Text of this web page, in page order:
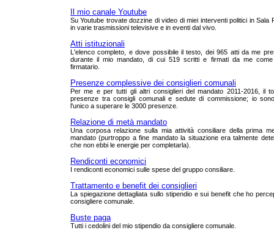
Il mio canale Youtube
Su Youtube trovate dozzine di video di miei interventi politici in Sala
in varie trasmissioni televisive e in eventi dal vivo.
Atti istituzionali
L'elenco completo, e dove possibile il testo, dei 965 atti da me
durante il mio mandato, di cui 519 scritti e firmati da me come
firmatario.
Presenze complessive dei consiglieri comunali
Per me e per tutti gli altri consiglieri del mandato 2011-2016, il
presenze tra consigli comunali e sedute di commissione; io
l'unico a superare le 3000 presenze.
Relazione di metà mandato
Una corposa relazione sulla mia attività consiliare della prima
mandato (purtroppo a fine mandato la situazione era talmente
che non ebbi le energie per completarla).
Rendiconti economici
I rendiconti economici sulle spese del gruppo consiliare.
Trattamento e benefit dei consiglieri
La spiegazione dettagliata sullo stipendio e sui benefit che ho
consigliere comunale.
Buste paga
Tutti i cedolini del mio stipendio da consigliere comunale.